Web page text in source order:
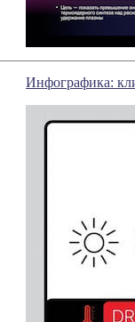
Инфографика: